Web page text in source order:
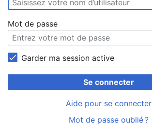
Mot de passe
Garder ma session active
Se connecter
Aide pour se connecter
Mot de passe oublié ?